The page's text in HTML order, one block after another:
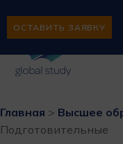
ОСТАВИТЬ ЗАЯВКУ
Главная > Высшее
Подготовительные